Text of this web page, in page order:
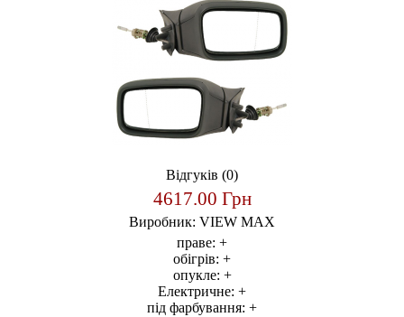
Відгуків (0)
4617.00 Грн
Виробник: VIEW MAX
праве: +
обігрів: +
опукле: +
Електричне: +
під фарбування: +